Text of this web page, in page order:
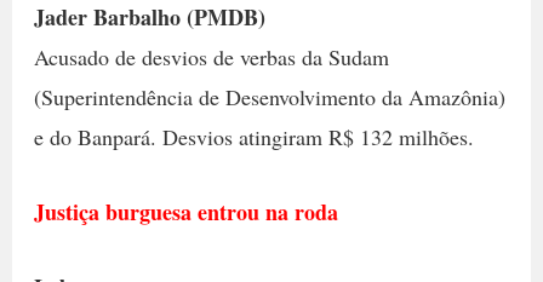
Jader Barbalho (PMDB)
Acusado de desvios de verbas da Sudam
(Superintendência de Desenvolvimento da Amazônia)
e do Banpará. Desvios atingiram R$ 132 milhões.
Justiça burguesa entrou na roda